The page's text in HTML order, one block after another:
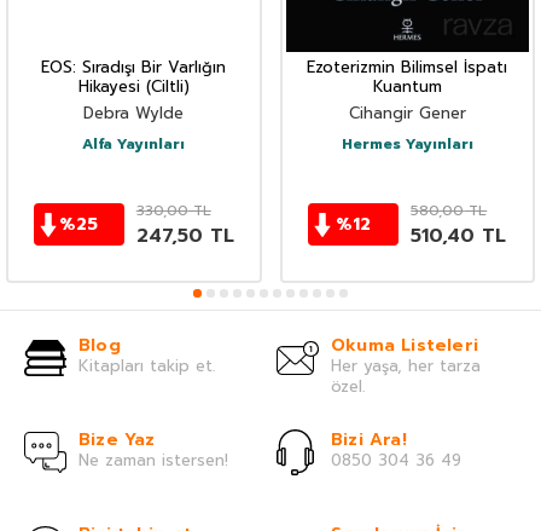
EOS: Sıradışı Bir Varlığın
Hikayesi (Ciltli)
Debra Wylde
Alfa Yayınları
%25
330,00TL
247,50 TL
Ezoterizmin Bilimsel İspatı
Kuantum
Cihangir Gener
Hermes Yayınları
%12
580,00TL
510,40 TL
Blog
Kitapları takip et.
Okuma Listeleri
Her yaşa, her tarza
özel.
Bize Yaz
Ne zaman istersen!
Bizi Ara!
0850 304 36 49